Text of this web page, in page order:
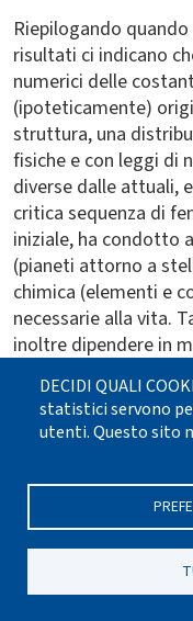
Riepilogando
risultati ci indicano
numerici delle
(ipoteticamente)
struttura, una
fisiche e con leggi di
diverse dalle attuali,
critica sequenza di
iniziale, ha condotto
(pianeti attorno a
chimica (elementi e
necessarie alla vita.
inoltre dipendere in
che evolutivo, che
particelle
legami chimici e di
fisiche. Un dato di
dal fatto che i valori
interazione
di tempo di circa 10
cioè all'epoca in cui
DECIDI QUALI
statistici servono
utenti. Questo sito